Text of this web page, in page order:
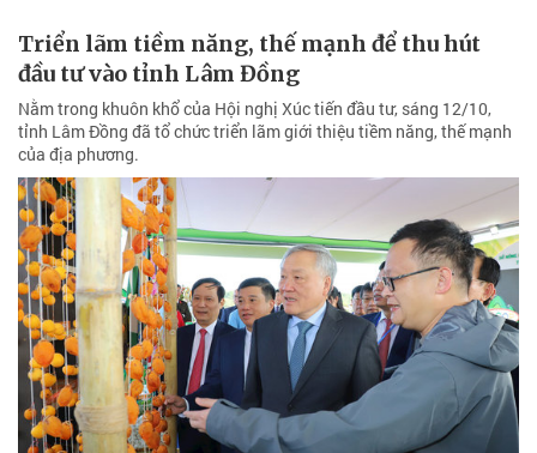
Triển lãm tiềm năng, thế mạnh để thu hút
đầu tư vào tỉnh Lâm Đồng
Nằm trong khuôn khổ của Hội nghị Xúc tiến đầu tư, sáng 12/10,
tỉnh Lâm Đồng đã tổ chức triển lãm giới thiệu tiềm năng, thế mạnh
của địa phương.